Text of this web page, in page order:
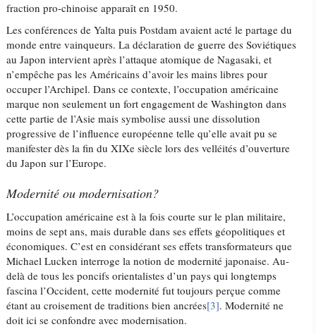
fraction pro-chinoise apparaît en 1950.
Les conférences de Yalta puis Postdam avaient acté le partage du
monde entre vainqueurs. La déclaration de guerre des Soviétiques
au Japon intervient après l’attaque atomique de Nagasaki, et
n’empêche pas les Américains d’avoir les mains libres pour
occuper l’Archipel. Dans ce contexte, l’occupation américaine
marque non seulement un fort engagement de Washington dans
cette partie de l’Asie mais symbolise aussi une dissolution
progressive de l’influence européenne telle qu’elle avait pu se
manifester dès la fin du XIXe siècle lors des velléités d’ouverture
du Japon sur l’Europe.
Modernité ou modernisation?
L’occupation américaine est à la fois courte sur le plan militaire,
moins de sept ans, mais durable dans ses effets géopolitiques et
économiques. C’est en considérant ses effets transformateurs que
Michael Lucken interroge la notion de modernité japonaise. Au-
delà de tous les poncifs orientalistes d’un pays qui longtemps
fascina l’Occident, cette modernité fut toujours perçue comme
étant au croisement de traditions bien ancrées[3]. Modernité ne
doit ici se confondre avec modernisation.